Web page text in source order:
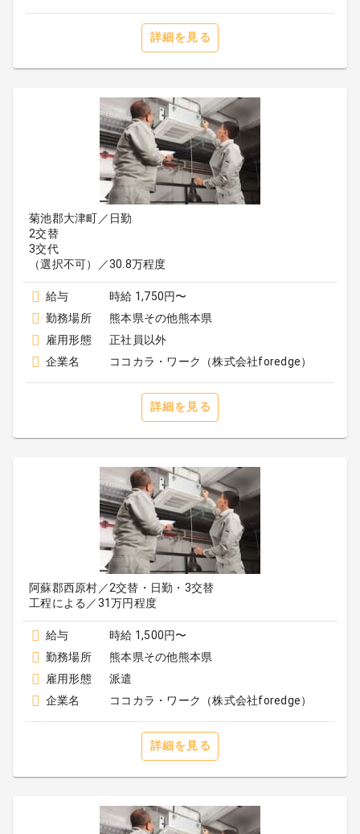
詳細を見る
菊池郡大津町／日勤
2交替
3交代
（選択不可）／30.8万程度
給与
時給 1,750円〜
勤務場所
熊本県その他熊本県
雇用形態
正社員以外
企業名
ココカラ・ワーク（株式会社foredge）
詳細を見る
阿蘇郡西原村／2交替・日勤・3交替
工程による／31万円程度
給与
時給 1,500円〜
勤務場所
熊本県その他熊本県
雇用形態
派遣
企業名
ココカラ・ワーク（株式会社foredge）
詳細を見る